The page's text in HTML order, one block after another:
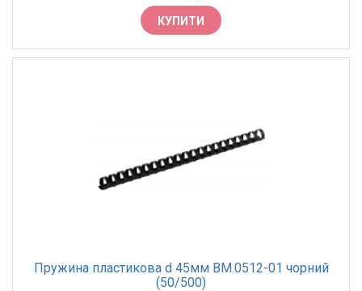
КУПИТИ
Пружина пластикова d 45мм BM.0512-01 чорний
(50/500)